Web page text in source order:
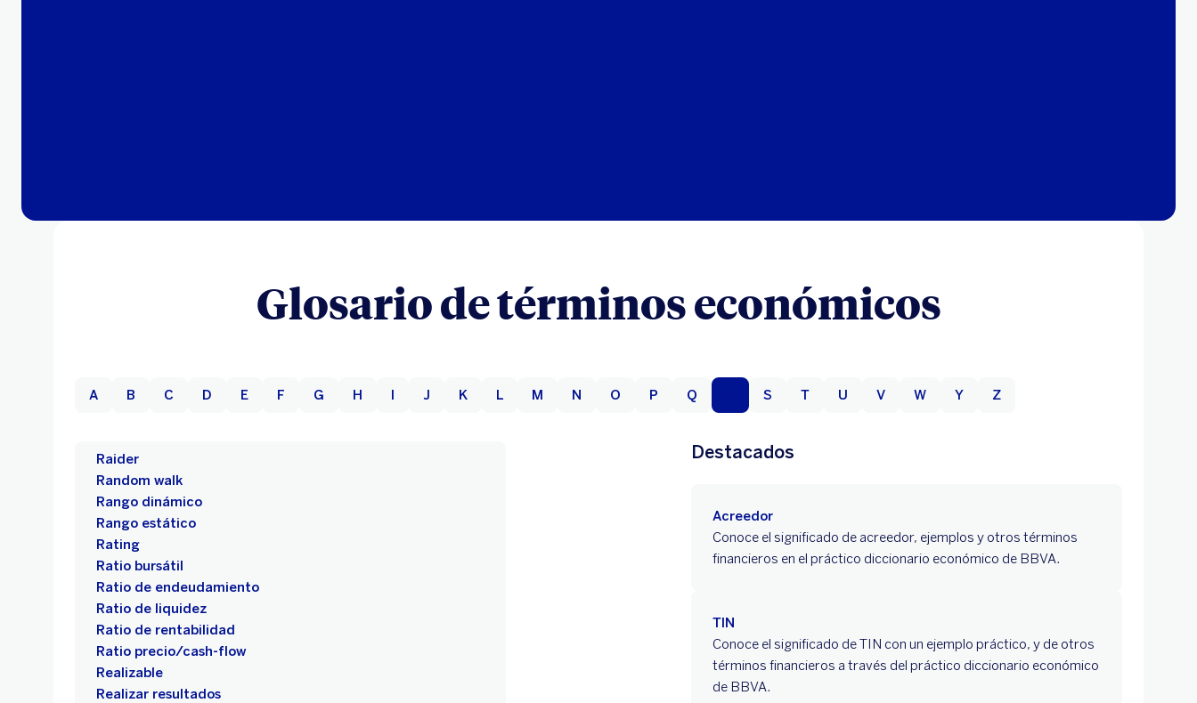
Glosario de términos económicos
A B C D E F G H I J K L M N O P Q S T U V W Y Z
Raider
Random walk
Rango dinámico
Rango estático
Rating
Ratio bursátil
Ratio de endeudamiento
Ratio de liquidez
Ratio de rentabilidad
Ratio precio/cash-flow
Realizable
Realizar resultados
Destacados
Acreedor
Conoce el significado de acreedor, ejemplos y otros términos
financieros en el práctico diccionario económico de BBVA.
TIN
Conoce el significado de TIN con un ejemplo práctico, y de otros
términos financieros a través del práctico diccionario económico
de BBVA.